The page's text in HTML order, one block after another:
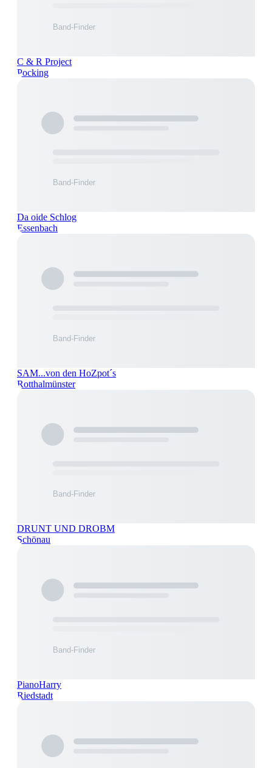
C & R Project
Pocking
Da oide Schlog
Essenbach
SAM...von den HoZpot´s
Rotthalmünster
DRUNT UND DROBM
Schönau
PianoHarry
Riedstadt